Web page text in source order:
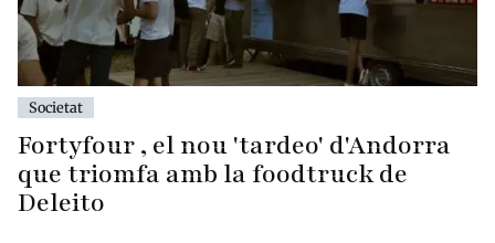
Societat
Fortyfour , el nou 'tardeo' d'Andorra
que triomfa amb la foodtruck de
Deleito